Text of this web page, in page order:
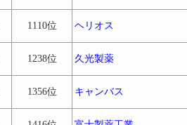
1110位 ヘリオス
1238位 久光製薬
1356位 キャンバス